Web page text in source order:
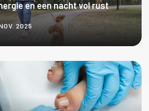
en een nacht vol rust
2025
ONTDEK MEER